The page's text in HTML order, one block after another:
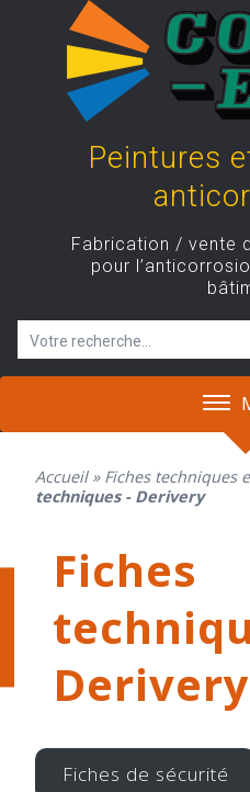
content
Peintures
Fabrication / vente
pour
Accueil» Fiches techniques
techniques - Derivery
Fiches
Derivery
Fiches de sécurité